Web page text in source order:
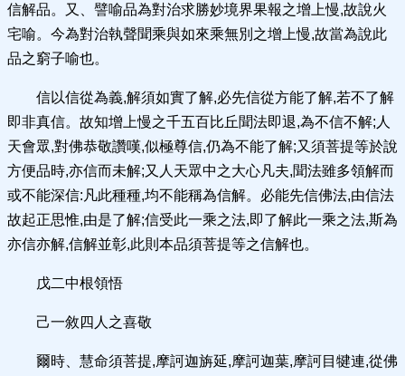
信解品。又、譬喻品為對治求勝妙境界果報之增上慢,故說火
宅喻。今為對治執聲聞乘與如來乘無別之增上慢,故當為說此
品之窮子喻也。
信以信從為義,解須如實了解,必先信從方能了解,若不了解
即非真信。故知增上慢之千五百比丘聞法即退,為不信不解;人
天會眾,對佛恭敬讚嘆,似極尊信,仍為不能了解;又須菩提等於說
方便品時,亦信而未解;又人天眾中之大心凡夫,聞法雖多領解而
或不能深信:凡此種種,均不能稱為信解。必能先信佛法,由信法
故起正思惟,由是了解;信受此一乘之法,即了解此一乘之法,斯為
亦信亦解,信解並彰,此則本品須菩提等之信解也。
戊二中根領悟
己一敘四人之喜敬
爾時、慧命須菩提,摩訶迦旃延,摩訶迦葉,摩訶目犍連,從佛